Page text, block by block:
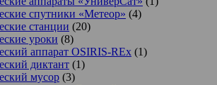
спутники «Метеор» (4)
станции (20)
уроки (8)
аппарат OSIRIS-REx (1)
диктант (1)
мусор (3)